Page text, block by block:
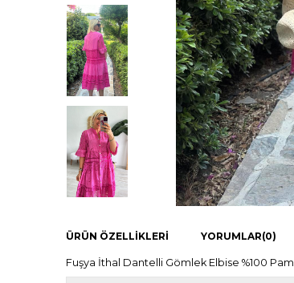
ÜRÜN ÖZELLIKLERI YORUMLAR(0)
Fuşya İthal Dantelli Gömlek Elbise %100